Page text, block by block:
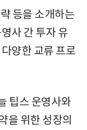
등을 소개하는
사 간 투자 유
양한 교류 프로
팁스 운영사와
을 위한 성장의